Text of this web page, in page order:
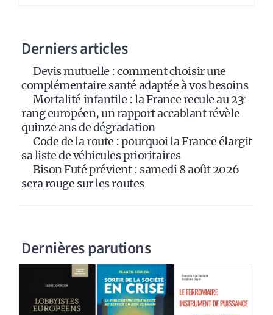
Derniers articles
Devis mutuelle : comment choisir une
complémentaire santé adaptée à vos besoins
Mortalité infantile : la France recule au 23ᵉ
rang européen, un rapport accablant révèle
quinze ans de dégradation
Code de la route : pourquoi la France élargit
sa liste de véhicules prioritaires
Bison Futé prévient : samedi 8 août 2026
sera rouge sur les routes
Dernières parutions